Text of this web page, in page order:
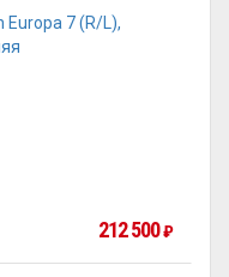
212 500₽